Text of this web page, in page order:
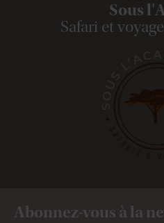
Sous
Safari et
Abonnez-vous à la